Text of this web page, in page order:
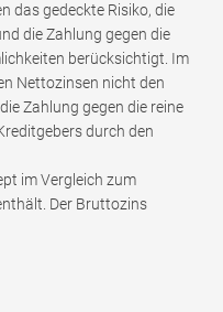
das gedeckte Risiko, die
die Zahlung gegen die
berücksichtigt. Im
Nettozinsen nicht den
Zahlung gegen die reine
durch den
im Vergleich zum
Der Bruttozins